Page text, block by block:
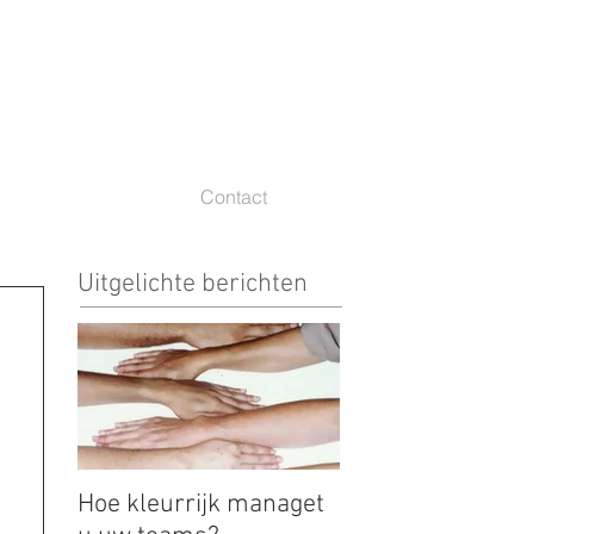
Contact
Uitgelichte berichten
Hoe kleurrijk managet